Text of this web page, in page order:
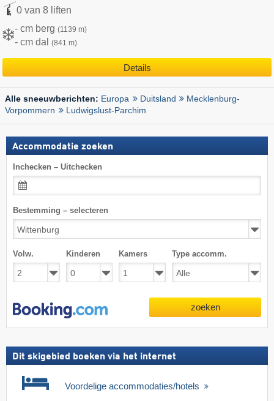
0 van 8 liften
- cm berg (1139 m)
- cm dal (841 m)
Details
Alle sneeuwberichten: Europa Duitsland
Mecklenburg-
Vorpommern
Ludwigslust-Parchim
Accommodatie zoeken
Inchecken – Uitchecken
Bestemming – selecteren
Volw. Kinderen Kamers Type accomm.
zoeken
Dit skigebied boeken via het internet
Voordelige accommodaties/hotels